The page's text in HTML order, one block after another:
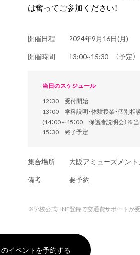
は奮ってご参加ください！
開催日程
2024年9月16日(月)
開催時間
13:00~15:30 （予定
当日のスケジュール
12：30 受付開始
13：00 学科説明・体験授業・個別相
(14：00～15：00 保護者説明会）※
15：30 終了予定
集合場所
大阪アミューズメン
備考
要予約
※学校公式LINE登録で交通費サポートが
のイベントを予約する